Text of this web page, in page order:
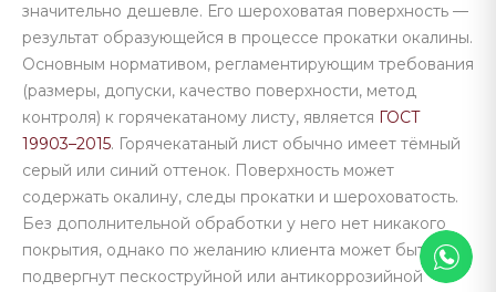
значительно дешевле. Его шероховатая поверхность —
результат образующейся в процессе прокатки окалины.
Основным нормативом, регламентирующим требования
(размеры, допуски, качество поверхности, метод
контроля) к горячекатаному листу, является ГОСТ
19903–2015. Горячекатаный лист обычно имеет тёмный
серый или синий оттенок. Поверхность может
содержать окалину, следы прокатки и шероховатость.
Без дополнительной обработки у него нет никакого
покрытия, однако по желанию клиента может быть
подвергнут пескоструйной или антикоррозийной